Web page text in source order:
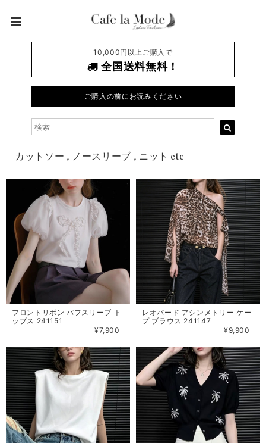
10,000円以上ご購入で
全国送料無料！
ご購入の前にお読みください
カットソー , ノースリーブ , ニット etc
フロントリボン パフスリーブ ト
ップス 241151
¥7,900
レオパード アシンメトリー ケー
プ ブラウス 241147
¥9,900